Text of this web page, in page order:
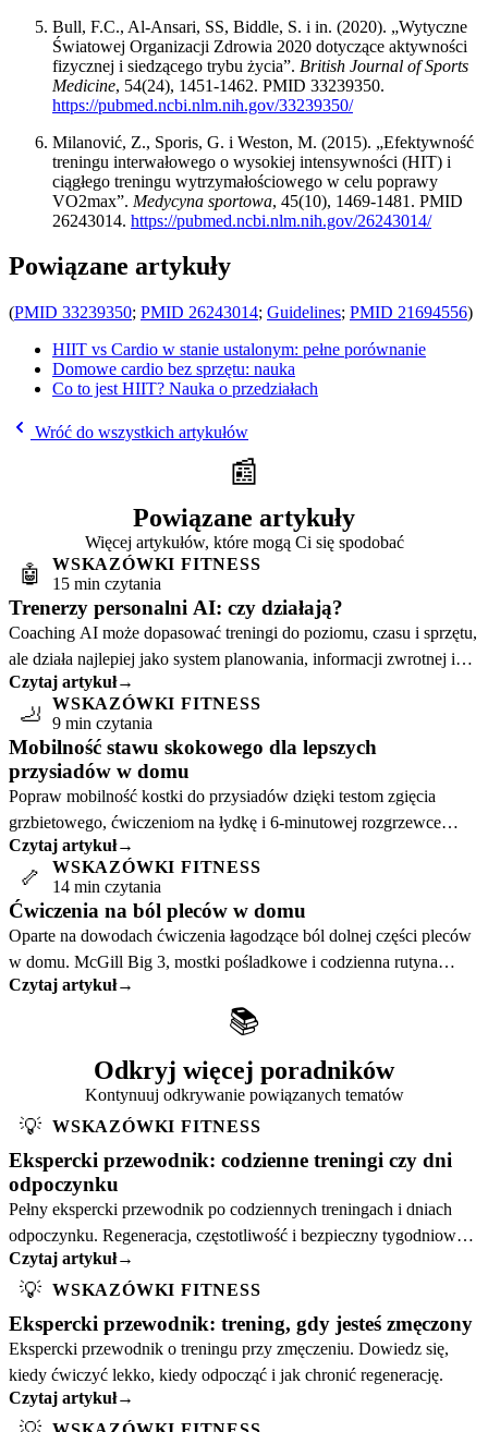
Bull, F.C., Al-Ansari, SS, Biddle, S. i in. (2020). „Wytyczne
Światowej Organizacji Zdrowia 2020 dotyczące aktywności
fizycznej i siedzącego trybu życia”. British Journal of Sports
Medicine, 54(24), 1451-1462. PMID 33239350.
https://pubmed.ncbi.nlm.nih.gov/33239350/
Milanović, Z., Sporis, G. i Weston, M. (2015). „Efektywność
treningu interwałowego o wysokiej intensywności (HIT) i
ciągłego treningu wytrzymałościowego w celu poprawy
VO2max”. Medycyna sportowa, 45(10), 1469-1481. PMID
26243014. https://pubmed.ncbi.nlm.nih.gov/26243014/
Powiązane artykuły
(PMID 33239350; PMID 26243014; Guidelines; PMID 21694556)
HIIT vs Cardio w stanie ustalonym: pełne porównanie
Domowe cardio bez sprzętu: nauka
Co to jest HIIT? Nauka o przedziałach
Wróć do wszystkich artykułów
📰
Powiązane artykuły
Więcej artykułów, które mogą Ci się spodobać
🤖
WSKAZÓWKI FITNESS
15 min czytania
Trenerzy personalni AI: czy działają?
Coaching AI może dopasować treningi do poziomu, czasu i sprzętu,
ale działa najlepiej jako system planowania, informacji zwrotnej i
konsekwencji.
Czytaj artykuł→
🦶
WSKAZÓWKI FITNESS
9 min czytania
Mobilność stawu skokowego dla lepszych
przysiadów w domu
Popraw mobilność kostki do przysiadów dzięki testom zgięcia
grzbietowego, ćwiczeniom na łydkę i 6-minutowej rozgrzewce
przed treningiem.
Czytaj artykuł→
🦴
WSKAZÓWKI FITNESS
14 min czytania
Ćwiczenia na ból pleców w domu
Oparte na dowodach ćwiczenia łagodzące ból dolnej części pleców
w domu. McGill Big 3, mostki pośladkowe i codzienna rutyna
poparta badaniami.
Czytaj artykuł→
📚
Odkryj więcej poradników
Kontynuuj odkrywanie powiązanych tematów
💡 WSKAZÓWKI FITNESS
Ekspercki przewodnik: codzienne treningi czy dni
odpoczynku
Pełny ekspercki przewodnik po codziennych treningach i dniach
odpoczynku. Regeneracja, częstotliwość i bezpieczny tygodniowy
plan.
Czytaj artykuł→
💡 WSKAZÓWKI FITNESS
Ekspercki przewodnik: trening, gdy jesteś zmęczony
Ekspercki przewodnik o treningu przy zmęczeniu. Dowiedz się,
kiedy ćwiczyć lekko, kiedy odpocząć i jak chronić regenerację.
Czytaj artykuł→